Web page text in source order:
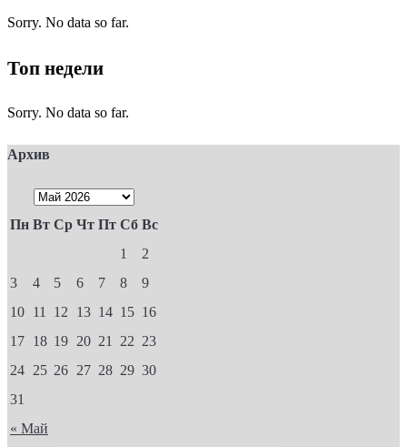
Sorry. No data so far.
Топ недели
Sorry. No data so far.
Архив
Пн Вт Ср Чт Пт Сб Вс
« Май
1
2
3
4 5 6 7 8
9
10 11 12 13 14 15 16
17 18 19 20 21 22 23
24 25 26 27 28 29 30
31